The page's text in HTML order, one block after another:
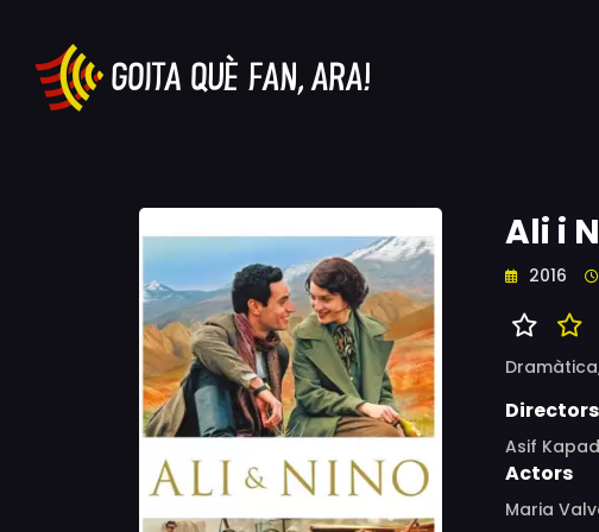
Ali i
2016
Directors
Asif
Actors
Maria